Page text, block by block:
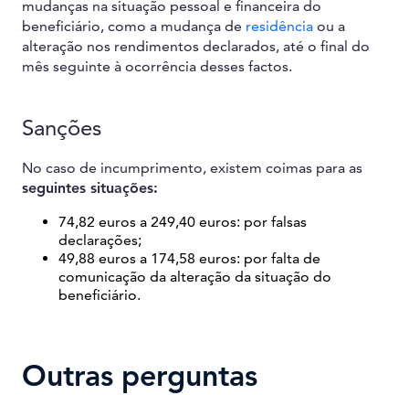
mudanças na situação pessoal e financeira do
beneficiário, como a mudança de residência ou a
alteração nos rendimentos declarados, até o final do
mês seguinte à ocorrência desses factos.
Sanções
No caso de incumprimento, existem coimas para as
seguintes situações:
74,82 euros a 249,40 euros: por falsas
declarações;
49,88 euros a 174,58 euros: por falta de
comunicação da alteração da situação do
beneficiário.
Outras perguntas